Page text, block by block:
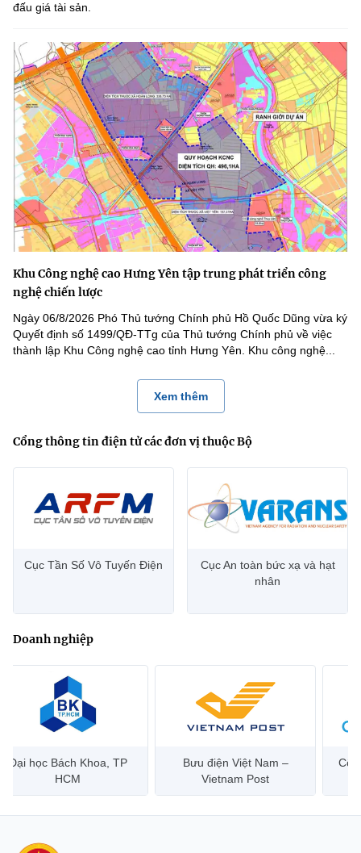
đấu giá tài sản.
Khu Công nghệ cao Hưng Yên tập trung phát triển công
nghệ chiến lược
Ngày 06/8/2026 Phó Thủ tướng Chính phủ Hồ Quốc Dũng vừa ký
Quyết định số 1499/QĐ-TTg của Thủ tướng Chính phủ về việc
thành lập Khu Công nghệ cao tỉnh Hưng Yên. Khu công nghệ...
Xem thêm
Cổng thông tin điện tử các đơn vị thuộc Bộ
Cục Tần Số Vô Tuyến Điện
Cục An toàn bức xạ và hạt
nhân
Doanh nghiệp
Đại học Bách Khoa, TP
HCM
Bưu điện Việt Nam –
Vietnam Post